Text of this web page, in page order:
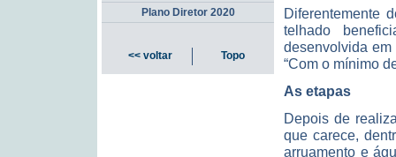
Diferentemente
telhado
desenvolvida
“Com o mínimo
As etapas
Depois de
que carece,
arruamento e
Plano Diretor 2020
<< voltar Topo